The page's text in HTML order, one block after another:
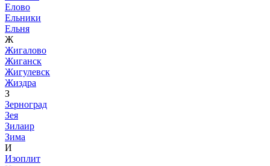
Елово
Ельники
Ельня
Ж
Жигалово
Жиганск
Жигулевск
Жиздра
З
Зерноград
Зея
Зилаир
Зима
И
Изоплит